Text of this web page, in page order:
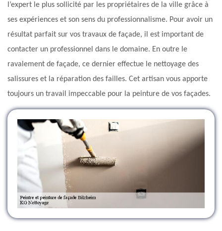
l’expert le plus sollicité par les propriétaires de la ville grâce à
ses expériences et son sens du professionnalisme. Pour avoir un
résultat parfait sur vos travaux de façade, il est important de
contacter un professionnel dans le domaine. En outre le
ravalement de façade, ce dernier effectue le nettoyage des
salissures et la réparation des failles. Cet artisan vous apporte
toujours un travail impeccable pour la peinture de vos façades.